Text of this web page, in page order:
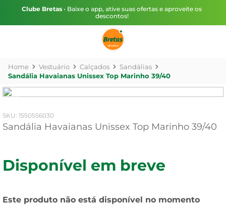
Clube Bretas • Baixe o app, ative suas ofertas e aproveite os
descontos!
Vestuário Calçados
Sandálias
Sandália Havaianas Unissex Top Marinho 39/40
: 1550556030
Sandália Havaianas Unissex Top Marinho 39/40
Disponível em breve
Este produto não está disponível no momento